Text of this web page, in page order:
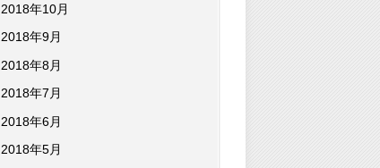
2018年10月
2018年9月
2018年8月
2018年7月
2018年6月
2018年5月